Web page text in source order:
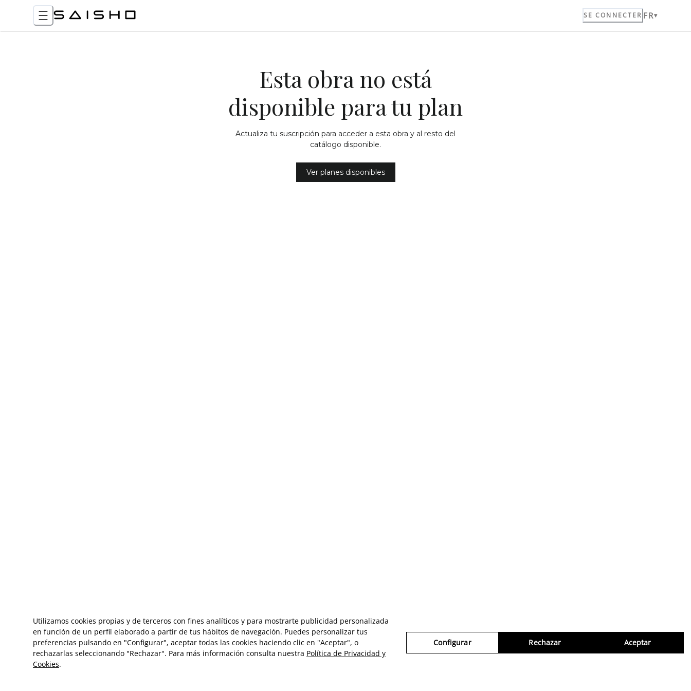
SE CONNECTER FR
Esta obra no está
disponible para tu plan
Actualiza tu suscripción para acceder a esta obra y al resto del
catálogo disponible.
Ver planes disponibles
Utilizamos cookies propias y de terceros con fines analíticos y para mostrarte publicidad personalizada
en función de un perfil elaborado a partir de tus hábitos de navegación. Puedes personalizar tus
preferencias pulsando en "Configurar", aceptar todas las cookies haciendo clic en "Aceptar", o
rechazarlas seleccionando "Rechazar". Para más información consulta nuestra Política de Privacidad y
Cookies.
Configurar Rechazar Aceptar